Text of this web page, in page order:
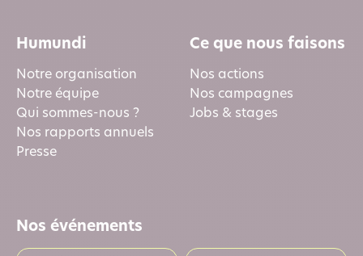
Humundi
Notre organisation
Notre équipe
Qui sommes-nous ?
Nos rapports annuels
Presse
Ce que nous faisons
Nos actions
Nos campagnes
Jobs & stages
Nos événements